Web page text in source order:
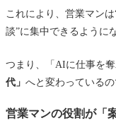
これにより、営業マン
談”に集中できるように
つまり、「AIに仕事を奪
代」 へと変わっているの
営業マンの役割が「